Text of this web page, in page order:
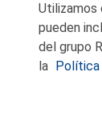
Utilizamos
pueden
del grupo
la Política